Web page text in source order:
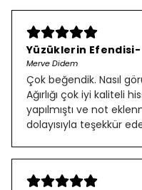
Yüzüklerin
Merve Didem
Çok beğendik. Nasıl
Ağırlığı çok iyi kaliteli
yapılmıştı ve not
dolayısıyla teşekkür